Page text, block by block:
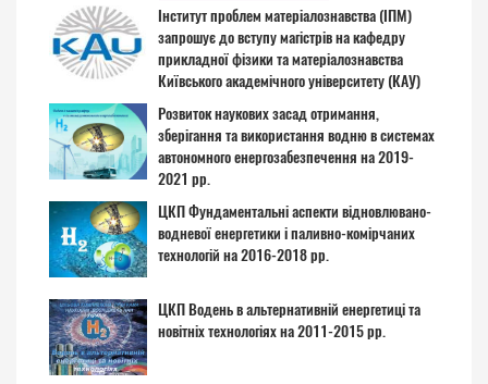
Інститут проблем матеріалознавства (ІПМ)
запрошує до вступу магістрів на кафедру
прикладної фізики та матеріалознавства
Київського академічного університету (КАУ)
Розвиток наукових засад отримання,
зберігання та використання водню в системах
автономного енергозабезпечення на 2019-
2021 рр.
ЦКП Фундаментальні аспекти відновлювано-
водневої енергетики і паливно-комірчаних
технологій на 2016-2018 рр.
ЦКП Водень в альтернативній енергетиці та
новітніх технологіях на 2011-2015 рр.